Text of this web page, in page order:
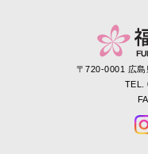
〒720-0001 広島
TEL.